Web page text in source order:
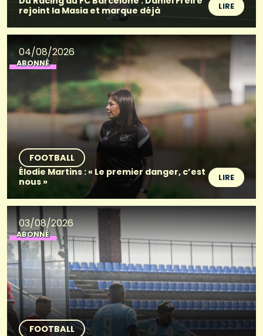
rejoint la Masia et marque déjà
LIRE
04/08/2026
ABONNÉ
FOOTBALL
Élodie Martins : « Le premier danger, c’est
nous »
LIRE
03/08/2026
ABONNÉ
FOOTBALL